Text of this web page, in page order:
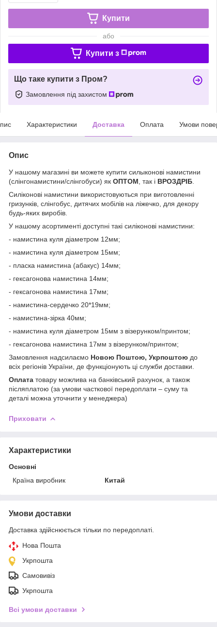
Купити
або
Купити з
Що таке купити з Пром?
Замовлення під захистом
Характеристики Доставка Оплата Умови
Опис
У нашому магазині ви можете купити силыконові намистини
(слінгонамистини/слінгобуси) як ОПТОМ , так і ВРОЗДРІБ
Силіконові намистини використовуються при виготовленні
гризунків, слінгобус, дитячих мобілів на ліжечко, для декору
будь-яких виробів.
У нашому асортименті доступні такі силіконові намистини:
- намистина куля діаметром 12мм;
- намистина куля діаметром 15мм;
- пласка намистина (абакус) 14мм;
- гексагонова намистина 14мм;
- гексагонова намистина 17мм;
- намистина-сердечко 20*19мм;
- намистина-зірка 40мм;
- намистина куля діаметром 15мм з візерунком/принтом;
- гексагонова намистина 17мм з візерунком/принтом;
Замовлення надсилаємо Новою Поштою, Укрпоштою до
всіх регіонів України, де функціонують ці служби доставки.
Оплата товару можлива на банківський рахунок, а також
післяплатою (за умови часткової передоплати – суму та
деталі можна уточнити у менеджера)
Приховати
Характеристики
Основні
Країна виробник
Китай
Умови доставки
Доставка здійснюється тільки по передоплаті.
Нова Пошта
Укрпошта
Самовивіз
Укрпошта
Всі умови доставки